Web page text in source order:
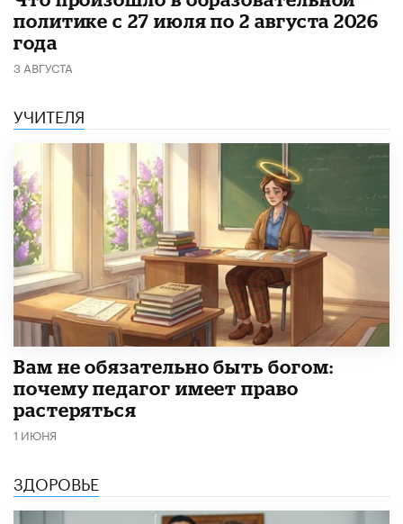
политике с 27 июля по 2 августа 2026
года
3 АВГУСТА
УЧИТЕЛЯ
​Вам не обязательно быть богом:
почему педагог имеет право
растеряться
1 ИЮНЯ
ЗДОРОВЬЕ